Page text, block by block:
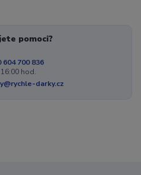
pomoci?
604 700 836
hod.
darky.cz